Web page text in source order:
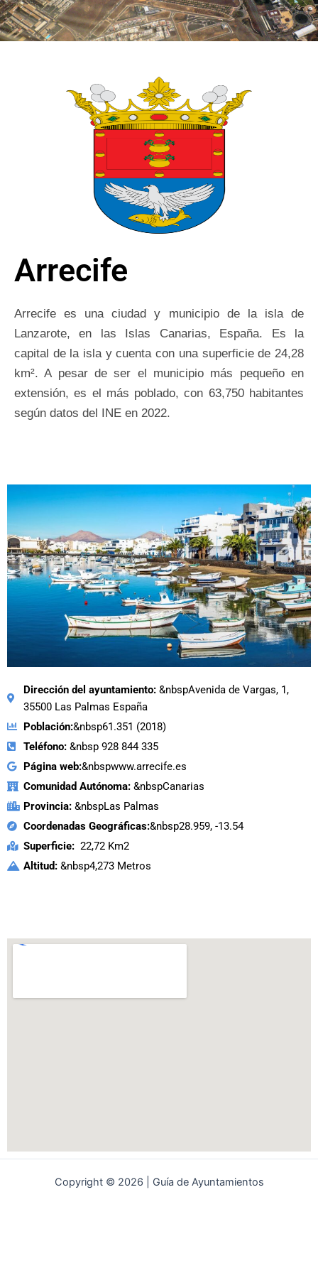
Arrecife
Arrecife es una ciudad y municipio de la isla de
Lanzarote, en las Islas Canarias, España. Es la
capital de la isla y cuenta con una superficie de 24,28
km². A pesar de ser el municipio más pequeño en
extensión, es el más poblado, con 63,750 habitantes
según datos del INE en 2022.
Dirección del ayuntamiento:&nbspAvenida de Vargas, 1,
35500 Las Palmas España
Población:&nbsp61.351 (2018)
Teléfono:&nbsp 928 844 335
Página web:&nbspwww.arrecife.es
Comunidad Autónoma: &nbspCanarias
Provincia:&nbspLas Palmas
Coordenadas Geográficas:&nbsp28.959, -13.54
Superficie:22,72 Km2
Altitud:&nbsp4,273 Metros
Copyright © 2026 | Guía de Ayuntamientos